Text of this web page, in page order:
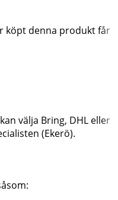
köpt denna produkt får
välja Bring, DHL eller
(Ekerö).